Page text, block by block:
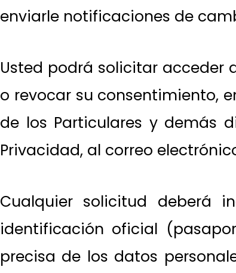
enviarle notificaciones de
Usted podrá solicitar acceder
o revocar su consentimiento,
de los Particulares y demás
Privacidad, al correo
Cualquier solicitud deberá
identificación oficial
precisa de los datos